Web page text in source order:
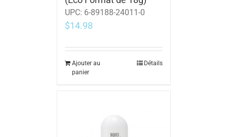
UPC: 6-89188-24011-0
$14.98
Ajouter au
panier
Détails